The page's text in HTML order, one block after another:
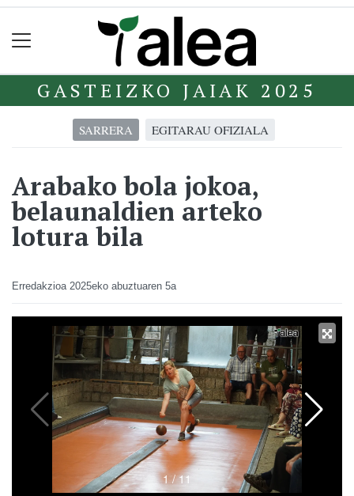
GASTEIZKO JAIAK 2025
SARRERA EGITARAU OFIZIALA
Arabako bola jokoa,
belaunaldien arteko
lotura bila
Erredakzioa 2025eko abuztuaren 5a